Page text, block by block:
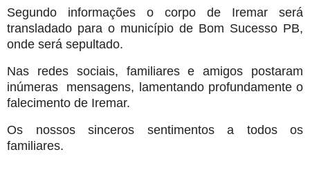
Segundo informações o corpo de Iremar será
transladado para o município de Bom Sucesso PB,
onde será sepultado.
Nas redes sociais, familiares e amigos postaram
inúmeras mensagens, lamentando profundamente o
falecimento de Iremar.
Os nossos sinceros sentimentos a todos os
familiares.